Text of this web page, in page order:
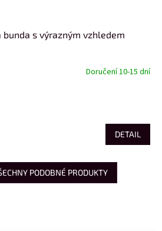
bunda s výrazným vzhledem
Doručení 10-15 dní
DETAIL
PODOBNÉ PRODUKTY